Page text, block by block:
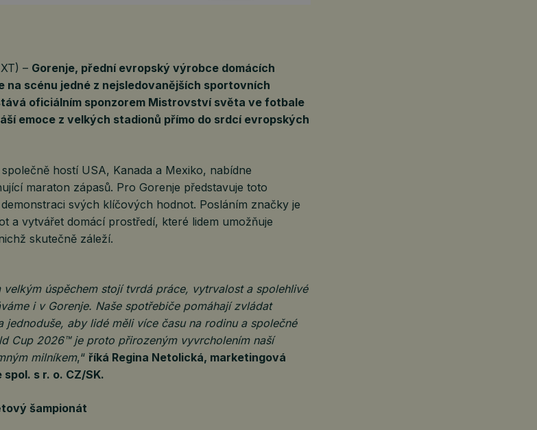
– Gorenje, přední evropský výrobce domácích
scénu jedné z nejsledovanějších sportovních
oficiálním sponzorem Mistrovství světa ve fotbale
emoce z velkých stadionů přímo do srdcí evropských
hostí USA, Kanada a Mexiko, nabídne
maraton zápasů. Pro Gorenje představuje toto
svých klíčových hodnot. Posláním značky je
a vytvářet domácí prostředí, které lidem umožňuje
skutečně záleží.
úspěchem stojí tvrdá práce, vytrvalost a spolehlivé
i v Gorenje. Naše spotřebiče pomáhají zvládat
jednoduše, aby lidé měli více času na rodinu a společné
Cup 2026™ je proto přirozeným vyvrcholením naší
milníkem,“ říká Regina Netolická, marketingová
s r. o. CZ/SK.
šampionát